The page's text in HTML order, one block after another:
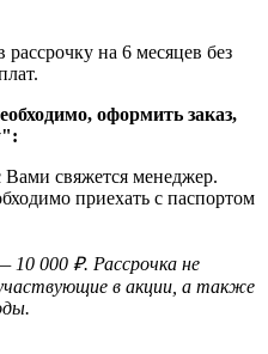
на 6 месяцев без
оформить заказ,
Вами свяжется менеджер.
приехать с паспортом
10 000 ₽. Рассрочка не
в акции, а также